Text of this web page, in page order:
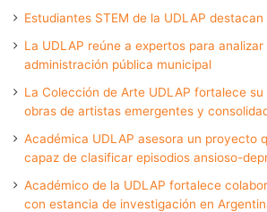
Estudiantes STEM de la UDLAP
La UDLAP reúne a expertos para
administración pública municipal
La Colección de Arte UDLAP fortalece
obras de artistas emergentes y
Académica UDLAP asesora un proyecto
capaz de clasificar episodios ansioso-
Académico de la UDLAP fortalece
con estancia de investigación en